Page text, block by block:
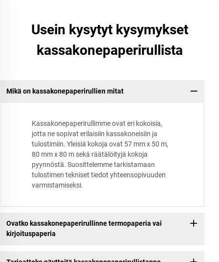
Usein kysytyt kysymykset
kassakonepaperirullista
Mikä on kassakonepaperirullien mitat
Kassakonepaperirullimme ovat eri kokoisia,
jotta ne sopivat erilaisiin kassakoneisiin ja
tulostimiin. Yleisiä kokoja ovat 57 mm x 50 m,
80 mm x 80 m sekä räätälöityjä kokoja
pyynnöstä. Suosittelemme tarkistamaan
tulostimen tekniset tiedot yhteensopivuuden
varmistamiseksi.
Ovatko kassakonepaperirullinne termopaperia vai
kirjoituspaperia